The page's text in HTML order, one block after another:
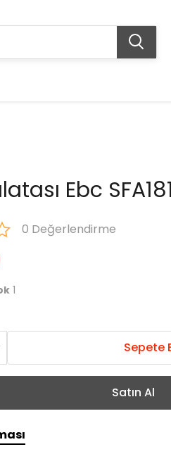
Ebc SFA181
0 Değerlendirme
1
Sepete
Satın Al